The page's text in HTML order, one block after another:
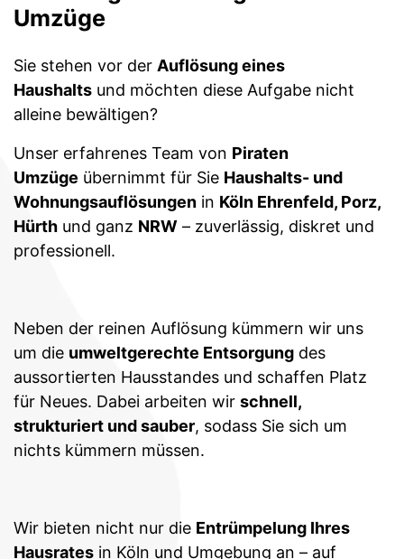
Umzüge
Sie stehen vor der Auflösung eines
Haushalts und möchten diese Aufgabe nicht
alleine bewältigen?
Unser erfahrenes Team von Piraten
Umzüge übernimmt für Sie Haushalts- und
Wohnungsauflösungen in Köln Ehrenfeld, Porz,
Hürth und ganz NRW – zuverlässig, diskret und
professionell.
Neben der reinen Auflösung kümmern wir uns
um die umweltgerechte Entsorgung des
aussortierten Hausstandes und schaffen Platz
für Neues. Dabei arbeiten wir schnell,
strukturiert und sauber, sodass Sie sich um
nichts kümmern müssen.
Wir bieten nicht nur die Entrümpelung Ihres
Hausrates in Köln und Umgebung an – auf